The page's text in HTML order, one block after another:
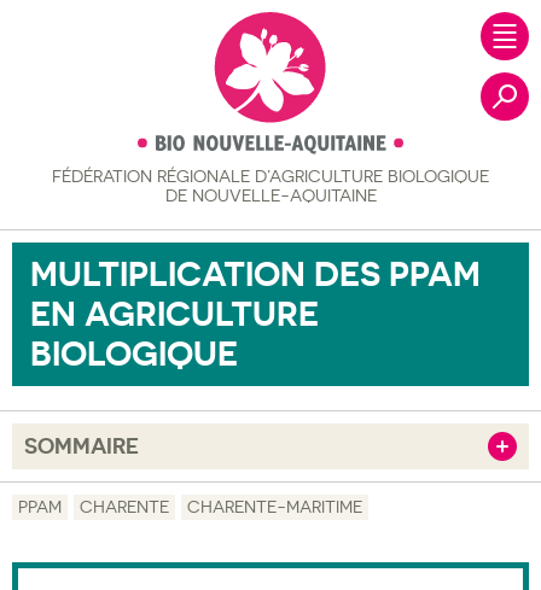
FÉDÉRATION RÉGIONALE D’AGRICULTURE BIOLOGIQUE
DE NOUVELLE-AQUITAINE
MULTIPLICATION DES PPAM
EN AGRICULTURE
BIOLOGIQUE
SOMMAIRE
PPAM CHARENTE CHARENTE-MARITIME